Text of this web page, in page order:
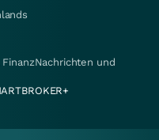
FinanzNachrichten und